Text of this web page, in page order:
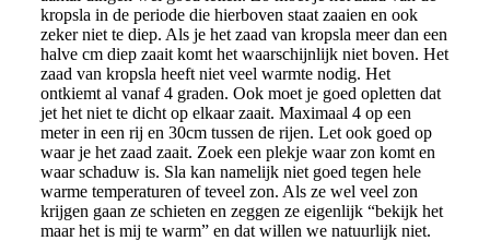
kropsla in de periode die hierboven staat zaaien en ook
zeker niet te diep. Als je het zaad van kropsla meer dan een
halve cm diep zaait komt het waarschijnlijk niet boven. Het
zaad van kropsla heeft niet veel warmte nodig. Het
ontkiemt al vanaf 4 graden. Ook moet je goed opletten dat
jet het niet te dicht op elkaar zaait. Maximaal 4 op een
meter in een rij en 30cm tussen de rijen. Let ook goed op
waar je het zaad zaait. Zoek een plekje waar zon komt en
waar schaduw is. Sla kan namelijk niet goed tegen hele
warme temperaturen of teveel zon. Als ze wel veel zon
krijgen gaan ze schieten en zeggen ze eigenlijk “bekijk het
maar het is mij te warm” en dat willen we natuurlijk niet.